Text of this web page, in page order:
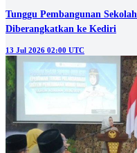
Tunggu Pembangunan
Diberangkatkan ke Kediri
13 Jul 2026 02:00 UTC